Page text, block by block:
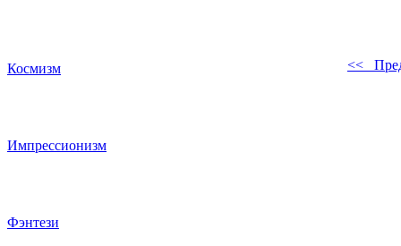
Космизм
Импрессионизм
Фэнтези
<<